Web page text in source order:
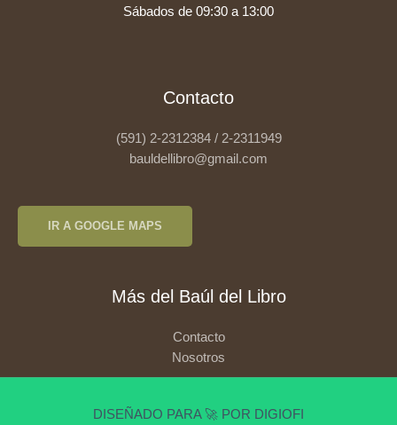
Sábados de 09:30 a 13:00
Contacto
(591) 2-2312384 / 2-2311949
bauldellibro@gmail.com
IR A GOOGLE MAPS
Más del Baúl del Libro
Contacto
Nosotros
DISEÑADO PARA 🚀 POR DIGIOFI